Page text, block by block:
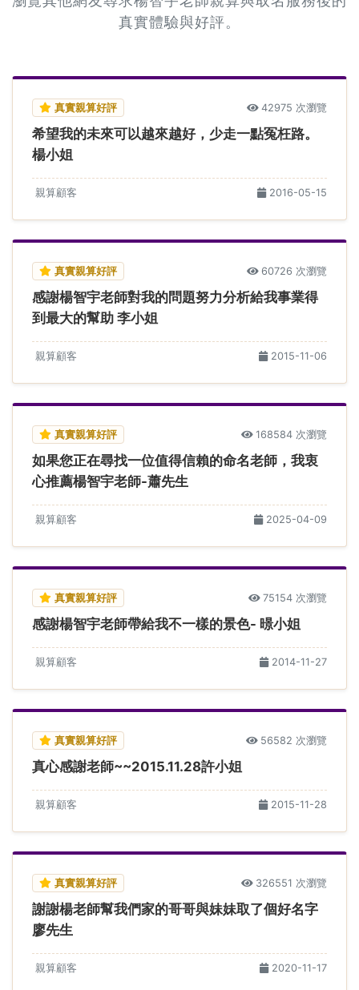
真實體驗與好評。
真實親算好評 42975 次瀏覽
希望我的未來可以越來越好，少走一點冤枉路。
楊小姐
親算顧客 2016-05-15
真實親算好評 60726 次瀏覽
感謝楊智宇老師對我的問題努力分析給我事業得
到最大的幫助 李小姐
親算顧客 2015-11-06
真實親算好評 168584 次瀏覽
如果您正在尋找一位值得信賴的命名老師，我衷
心推薦楊智宇老師-蕭先生
親算顧客 2025-04-09
真實親算好評 75154 次瀏覽
感謝楊智宇老師帶給我不一樣的景色- 暻小姐
親算顧客 2014-11-27
真實親算好評 56582 次瀏覽
真心感謝老師~~2015.11.28許小姐
親算顧客 2015-11-28
真實親算好評 326551 次瀏覽
謝謝楊老師幫我們家的哥哥與妹妹取了個好名字
廖先生
親算顧客 2020-11-17